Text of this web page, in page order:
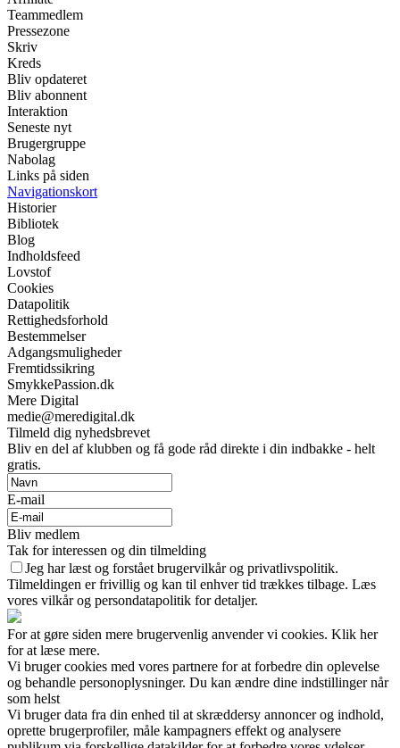
Teammedlem
Pressezone
Skriv
Kreds
Bliv opdateret
Bliv abonnent
Interaktion
Seneste nyt
Brugergruppe
Nabolag
Links på siden
Navigationskort
Historier
Bibliotek
Blog
Indholdsfeed
Lovstof
Cookies
Datapolitik
Rettighedsforhold
Bestemmelser
Adgangsmuligheder
Fremtidssikring
SmykkePassion.dk
Mere Digital
medie@meredigital.dk
Tilmeld dig nyhedsbrevet
Bliv en del af klubben og få gode råd direkte i din indbakke - helt
gratis.
E-mail
Bliv medlem
Tak for interessen og din tilmelding
Jeg har læst og forstået brugervilkår og privatlivspolitik.
Tilmeldingen er frivillig og kan til enhver tid trækkes tilbage. Læs
vores vilkår og persondatapolitik for detaljer.
For at gøre siden mere brugervenlig anvender vi cookies. Klik her
for at læse mere.
Vi bruger cookies med vores partnere for at forbedre din oplevelse
og behandle personoplysninger. Du kan ændre dine indstillinger når
som helst
Vi bruger data fra din enhed til at skræddersy annoncer og indhold,
oprette brugerprofiler, måle kampagners effekt og analysere